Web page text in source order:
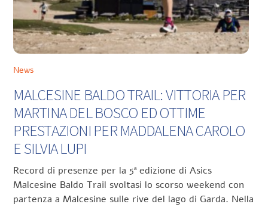
News
MALCESINE BALDO TRAIL: VITTORIA PER
MARTINA DEL BOSCO ED OTTIME
PRESTAZIONI PER MADDALENA CAROLO
E SILVIA LUPI
Record di presenze per la 5ª edizione di Asics
Malcesine Baldo Trail svoltasi lo scorso weekend con
partenza a Malcesine sulle rive del lago di Garda. Nella